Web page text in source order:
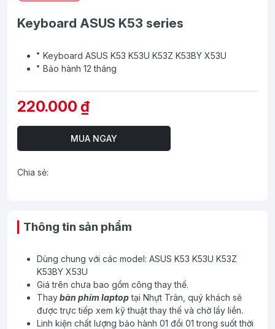
Keyboard ASUS K53 series
Keyboard ASUS K53 K53U K53Z K53BY X53U
Bảo hành 12 tháng
220.000 ₫
MUA NGAY
Chia sẻ:
Thông tin sản phẩm
Dùng chung với các model: ASUS K53 K53U K53Z
K53BY X53U
Giá trên chưa bao gồm công thay thế.
Thaybàn phím laptoptại Nhựt Trân, quý khách sẽ
được trực tiếp xem kỹ thuật thay thế và chờ lấy liền.
Linh kiện chất lượng bảo hành 01 đổi 01 trong suốt thời